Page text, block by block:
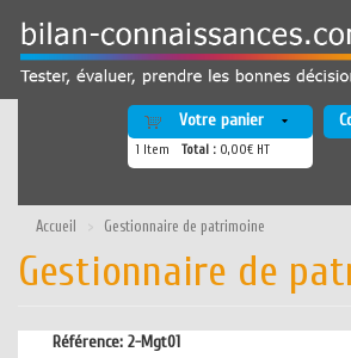
contenu
principal
Votre panier
1 Item Total : 0,00€ HT
Accueil Gestionnaire de patrimoine
Gestionnaire de
Référence: 2-Mgt01